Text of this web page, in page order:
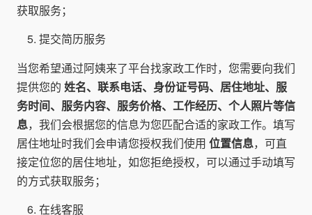
获取服务；
提交简历服务
当您希望通过阿姨来了平台找家政工作时，您需要向我们
提供您的 姓名、联系电话、身份证号码、居住地址、服
务时间、服务内容、服务价格、工作经历、个人照片等信
息，我们会根据您的信息为您匹配合适的家政工作。填写
居住地址时我们会申请您授权我们使用 位置信息，可直
接定位您的居住地址，如您拒绝授权，可以通过手动填写
的方式获取服务；
在线客服